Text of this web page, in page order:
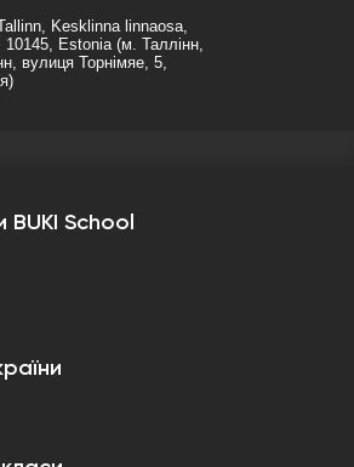
Kesklinna linnaosa,
10145, Estonia (м. Таллінн,
вулиця Торнімяе, 5,
BUKI School